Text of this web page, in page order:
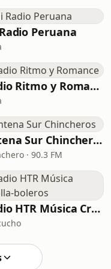
Peruana
Radio Ritmo y Romance
Antena Sur Chincheros
· 90.3 FM
Radio HTR Música Criolla-boleros